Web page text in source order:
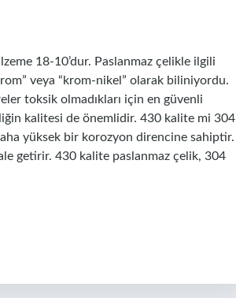
18-10’dur. Paslanmaz çelikle ilgili
veya “krom-nikel” olarak biliniyordu.
toksik olmadıkları için en güvenli
kalitesi de önemlidir. 430 kalite mi 304
yüksek bir korozyon direncine sahiptir.
getirir. 430 kalite paslanmaz çelik, 304